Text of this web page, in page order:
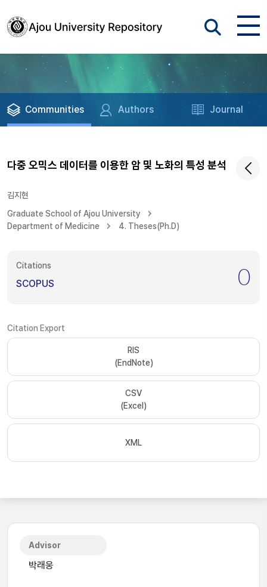
Communities Authors Journal
다중 오믹스 데이터를 이용한 암 및 노화의 특성 분석
김지현
Graduate School of Ajou University
Department of Medicine
4. Theses(Ph.D)
Citations
SCOPUS 0
Citation Export
RIS
(EndNote)
CSV
(Excel)
XML
Advisor
박래웅